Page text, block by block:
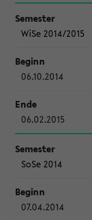
WiSe 2014/2015
06.10.2014
06.02.2015
SoSe 2014
07.04.2014